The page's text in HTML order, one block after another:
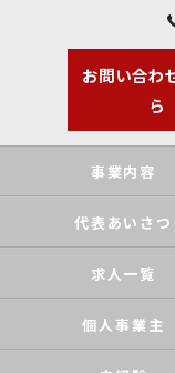
お問い合わ
ら
事業内容
代表あいさつ
求人一覧
個人事業主